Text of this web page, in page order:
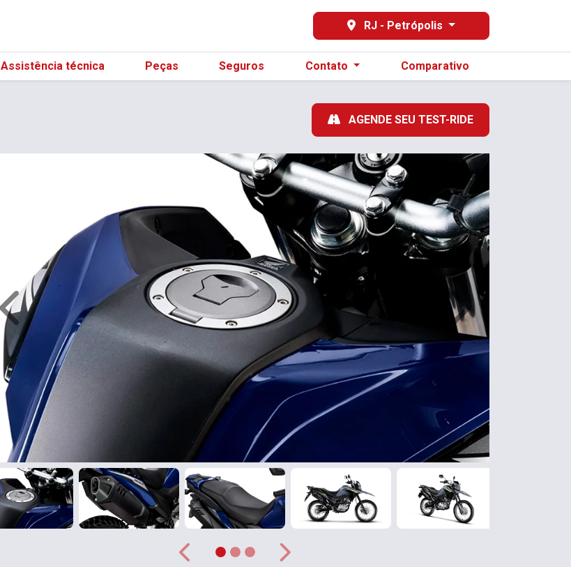
RJ - Petrópolis
Assistência técnica Peças Seguros Contato Comparativo
AGENDE SEU TEST-RIDE
Anterior Próximo
Anterior Próximo